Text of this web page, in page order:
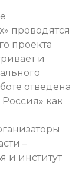
проводятся
проекта
и
отведена
как
–
и институт